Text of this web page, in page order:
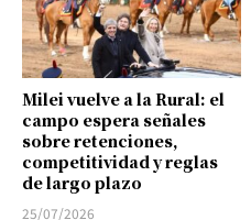
Milei vuelve a la Rural: el
campo espera señales
sobre retenciones,
competitividad y reglas
de largo plazo
25/07/2026